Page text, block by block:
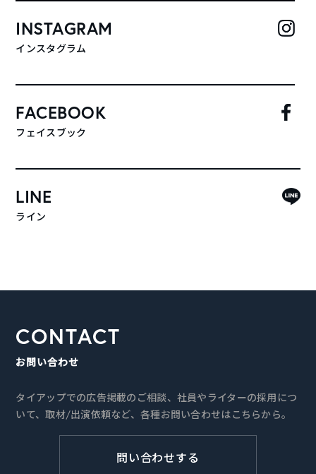
INSTAGRAM
インスタグラム
FACEBOOK
フェイスブック
LINE
ライン
CONTACT
お問い合わせ
タイアップでの広告掲載のご相談、社員やライターの採用につ
いて、取材/出演依頼など、各種お問い合わせはこちらから。
問い合わせする